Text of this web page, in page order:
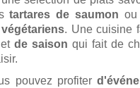
tartares de saumon
. Une cuisine
et de saison qui fait de
pouvez profiter